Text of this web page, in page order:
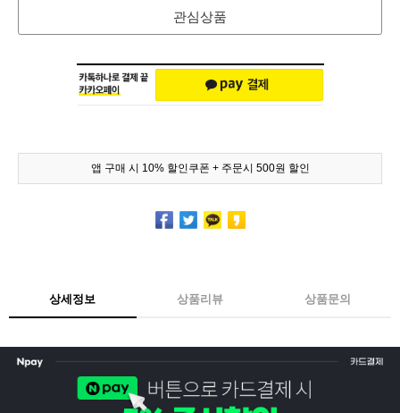
관심상품
앱 구매 시 10% 할인쿠폰 + 주문시 500원 할인
상세정보 상품리뷰 상품문의